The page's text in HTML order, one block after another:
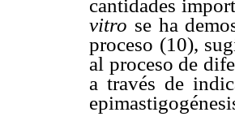
cantidades
vitro se ha
proceso (10),
al proceso de
a través de